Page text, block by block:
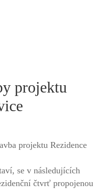
projektu
projektu Rezidence
se v následujících
čtvrť propojenou